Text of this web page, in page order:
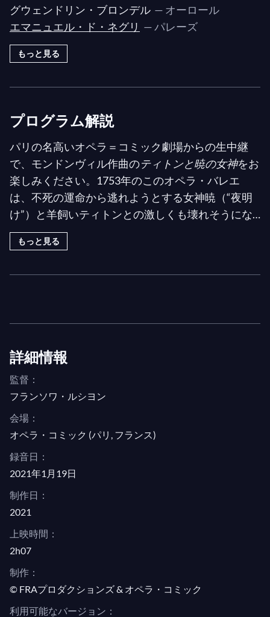
グウェンドリン・ブロンデル — オーロール
エマニュエル・ド・ネグリ — パレーズ
もっと見る
プログラム解説
パリの名高いオペラ＝コミック劇場からの生中継
で、モンドンヴィル作曲のティトンと暁の女神をお
楽しみください。1753年のこのオペラ・バレエ
は、不死の運命から逃れようとする女神暁（“夜明
け”）と羊飼いティトンとの激しくも壊れそうにな
い関係を描いています。バジル・トゥイストの見事
な演出と、ウィリアム・クリスティ指揮のレ・ザー
がラミュール役、エマニュエル・ド・ネグリがパレ
役、さらにマルク・モイヨンとレナート・ドルチー
ニがエオール（アイオロス）とプロメテウス役を務
めます。
もっと見る
詳細情報
監督：
フランソワ・ルシヨン
会場：
オペラ・コミック (パリ, フランス)
録音日：
2021年1月19日
制作日：
2021
上映時間：
2h07
制作：
© FRAプロダクションズ & オペラ・コミック
利用可能なバージョン：